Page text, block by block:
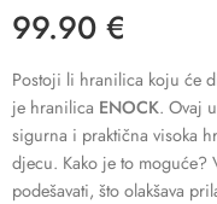
99.90 €
Postoji li hranilica koju će
je hranilica ENOCK. Ovaj
sigurna i praktična visoka
djecu. Kako je to moguće?
podešavati, što olakšava